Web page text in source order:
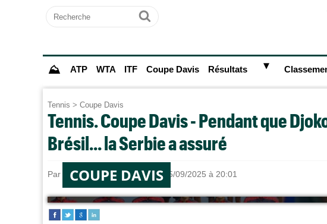
Recherche
Ok
⛰ ATP WTA ITF Coupe Davis Résultats ►
Tennis > Coupe Davis
Tennis. Coupe Davis - Pendant que
Brésil... la Serbie a assuré
Par Alexandre HERCHEUX le 15/09/2025 à 20:01
COUPE DAVIS